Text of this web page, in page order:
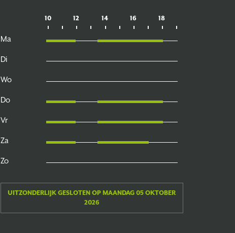
10 12 14 16 18
Ma
Di
Wo
Do
Vr
Za
Zo
UITZONDERLIJK GESLOTEN OP MAANDAG 05 OKTOBER
2026